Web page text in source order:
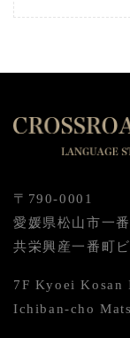
〒790-0001
愛媛県松山市一
共栄興産一番町
7F Kyoei Kosan
Ichiban-cho